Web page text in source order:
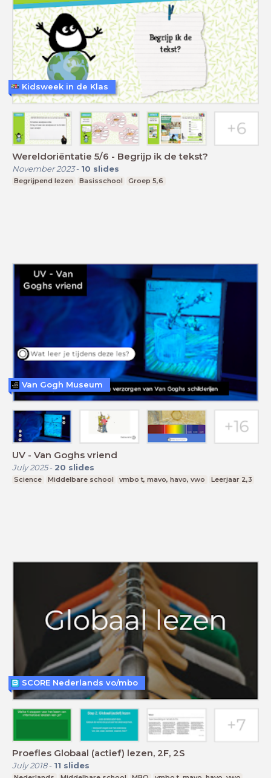
Wereldoriëntatie 5/6 - Begrijp ik de tekst?
November 2023- 10 slides
Begrijpend lezen Basisschool Groep 5,6
Kidsweek in de Klas
UV - Van Goghs vriend
July 2025- 20 slides
Science Middelbare school vmbo t, mavo, havo, vwo Leerjaar 2,3
Van Gogh Museum
Proefles Globaal (actief) lezen, 2F, 2S
July 2018- 11 slides
SCORE Nederlands vo/mbo